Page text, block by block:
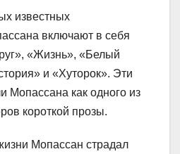
известных
включают в себя
«Жизнь», «Белый
и «Хуторок». Эти
Мопассана как одного из
короткой прозы.
Мопассан страдал